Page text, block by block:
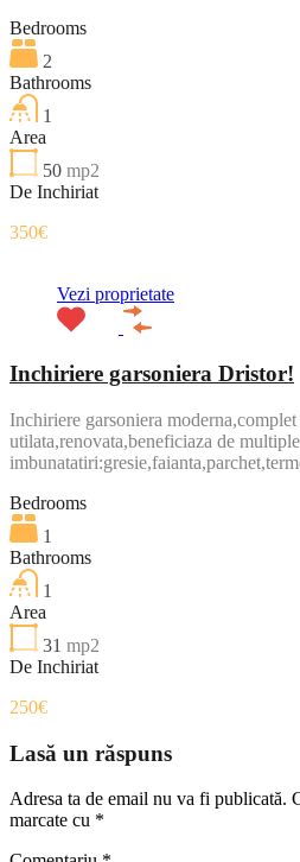
Bedrooms
2
Bathrooms
1
Area
50 mp2
De Inchiriat
350€
Vezi proprietate
Inchiriere garsoniera Dristor!
Inchiriere garsoniera
utilata,renovata,beneficiaza de multiple
Bedrooms
1
Bathrooms
1
Area
31 mp2
De Inchiriat
250€
Lasă un răspuns
Adresa ta de email nu va fi publicată.
marcate cu *